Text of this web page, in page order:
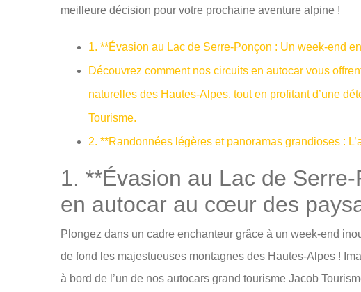
meilleure décision pour votre prochaine aventure alpine !
1. **Évasion au Lac de Serre-Ponçon : Un week-end
Découvrez comment nos circuits en autocar vous
naturelles des Hautes-Alpes, tout en profitant d’une
Tourisme.
2. **Randonnées légères et panoramas grandioses :
1. **Évasion au Lac de
en autocar au cœur des
Plongez dans un cadre enchanteur grâce à un week-end
de fond les majestueuses montagnes des Hautes-Alpes !
à bord de l’un de nos autocars grand tourisme Jacob